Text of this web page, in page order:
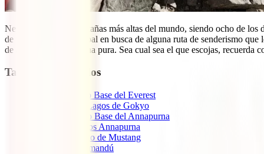
Nepal alberga las montañas más altas del mundo, siendo ocho de
de turistas viajan a Nepal en busca de alguna ruta de senderismo
de aventura y adrenalina pura. Sea cual sea el que escojas, recuerda
Tabla de contenidos
1. Campamento Base del Everest
2. Ruta de los Lagos de Gokyo
3. Campamento Base del Annapurna
4. Circuito de los Annapurna
5. Reino Secreto de Mustang
6. Valle de Katmandú